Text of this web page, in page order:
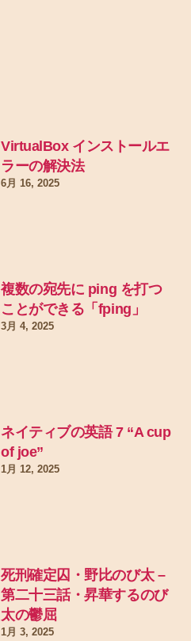
VirtualBox インストールエ
ラーの解決法
6月 16, 2025
複数の宛先に ping を打つ
ことができる「fping」
3月 4, 2025
ネイティブの英語 7 “A cup
of joe”
1月 12, 2025
死刑確定囚・野比のび太 –
第二十三話・昇華するのび
太の鬱屈
1月 3, 2025